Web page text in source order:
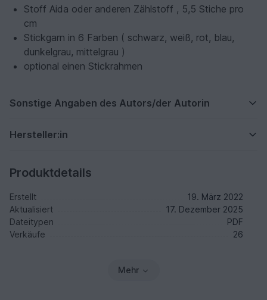
Stoff Aida oder anderen Zählstoff , 5,5 Stiche pro
cm
Stickgarn in 6 Farben ( schwarz, weiß, rot, blau,
dunkelgrau, mittelgrau )
optional einen Stickrahmen
Sonstige Angaben des Autors/der Autorin
Hersteller:in
Produktdetails
Erstellt
19. März 2022
Aktualisiert
17. Dezember 2025
Dateitypen
PDF
Verkäufe
26
Mehr